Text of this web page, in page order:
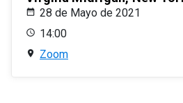
28 de Mayo de 2021
14:00
Zoom